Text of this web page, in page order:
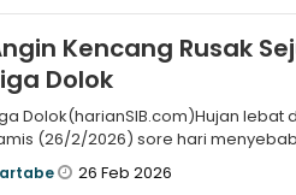
Kencang Rusak
Dolok
Dolok(harianSIB.com)Hujan
(26/2/2026) sore hari
warga26 Feb 2026